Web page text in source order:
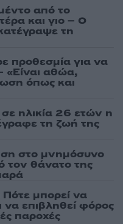
από το
και γιο – Ο
τη
προθεσμία για να
«Είναι αθώα,
όπως και
ηλικία 26 ετών η
τη ζωή της
στο μνημόσυνο
τον θάνατο της
μπορεί να
επιβληθεί φόρος
παροχές